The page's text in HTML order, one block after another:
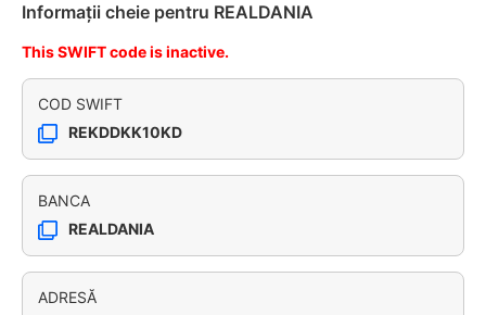
Informații cheie pentru REALDANIA
This SWIFT code is inactive.
COD SWIFT
REKDDKK10KD
BANCA
REALDANIA
ADRESĂ